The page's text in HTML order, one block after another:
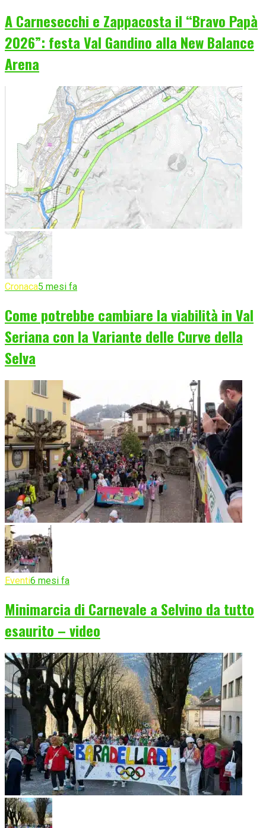
A Carnesecchi e Zappacosta il “Bravo Papà
2026”: festa Val Gandino alla New Balance
Arena
Cronaca5 mesi fa
Come potrebbe cambiare la viabilità in Val
Seriana con la Variante delle Curve della
Selva
Eventi6 mesi fa
Minimarcia di Carnevale a Selvino da tutto
esaurito – video